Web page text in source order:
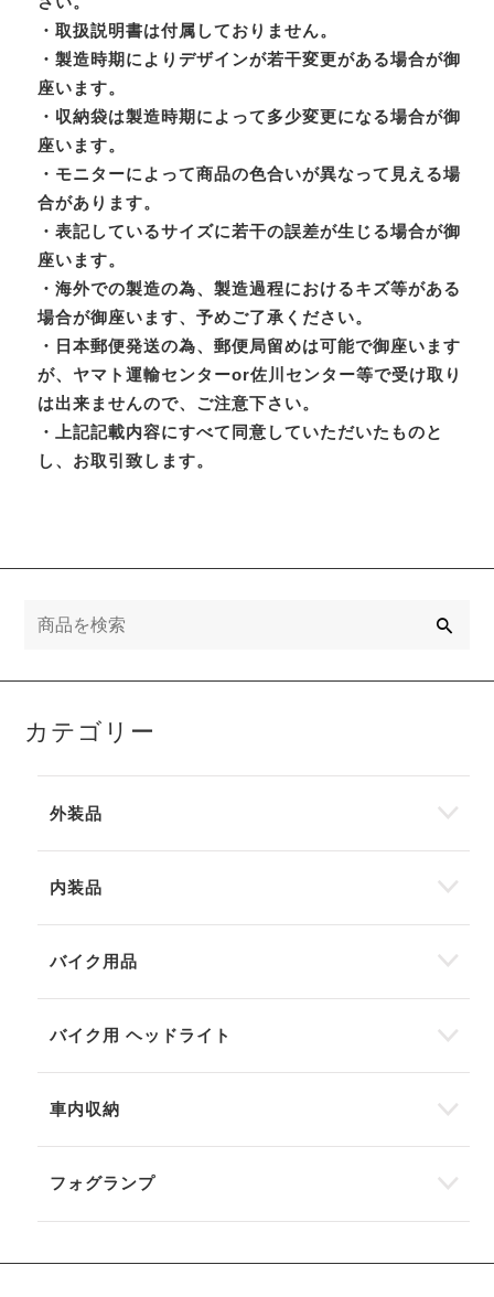
・取扱説明書は付属しておりません。
・製造時期によりデザインが若干変更がある場合が御
座います。
・収納袋は製造時期によって多少変更になる場合が御
座います。
・モニターによって商品の色合いが異なって見える場
合があります。
・表記しているサイズに若干の誤差が生じる場合が御
座います。
・海外での製造の為、製造過程におけるキズ等がある
場合が御座います、予めご了承ください。
・日本郵便発送の為、郵便局留めは可能で御座います
が、ヤマト運輸センターor佐川センター等で受け取り
は出来ませんので、ご注意下さい。
・上記記載内容にすべて同意していただいたものと
し、お取引致します。
カテゴリー
外装品
内装品
バイク用品
バイク用 ヘッドライト
車内収納
フォグランプ